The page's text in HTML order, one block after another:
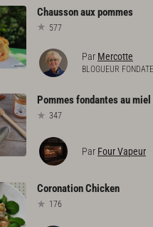
Chaussonauxpommes
577
Par Mercotte
BLOGUEUR
Pommesfondantesaumiel
347
Par Four Vapeur
CoronationChicken
176